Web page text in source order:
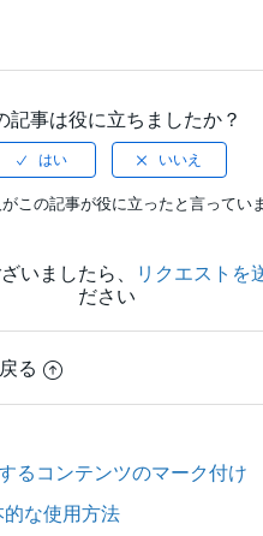
記事は役に立ちましたか？
この記事が役に立ったと言ってい
いましたら、 リクエストを
ださい
る
るコンテンツのマーク付け
な使用方法